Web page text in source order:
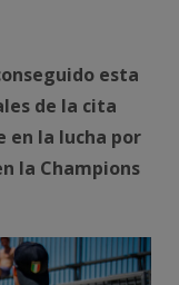
esta
de la cita
en la lucha por
la Champions